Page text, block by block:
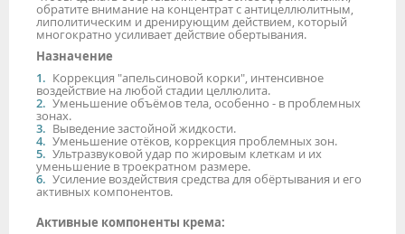
обратите внимание на концентрат с антицеллюлитным,
липолитическим и дренирующим действием, который
многократно усиливает действие обертывания.
Назначение
Коррекция "апельсиновой корки", интенсивное
воздействие на любой стадии целлюлита.
Уменьшение объёмов тела, особенно - в проблемных
зонах.
Выведение застойной жидкости.
Уменьшение отёков, коррекция проблемных зон.
Ультразвуковой удар по жировым клеткам и их
уменьшение в троекратном размере.
Усиление воздействия средства для обёртывания и его
активных компонентов.
Активные компоненты крема: